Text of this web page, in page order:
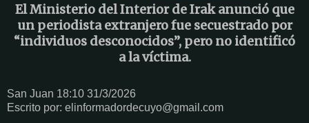
El Ministerio del Interior de Irak anunció que
un periodista extranjero fue secuestrado por
“individuos desconocidos”, pero no identificó
a la víctima.
San Juan 18:10 31/3/2026
Escrito por: elinformadordecuyo@gmail.com